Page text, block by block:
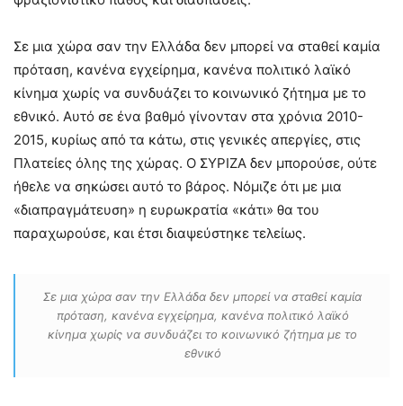
Σε μια χώρα σαν την Ελλάδα δεν μπορεί να σταθεί καμία
πρόταση, κανένα εγχείρημα, κανένα πολιτικό λαϊκό
κίνημα χωρίς να συνδυάζει το κοινωνικό ζήτημα με το
εθνικό. Αυτό σε ένα βαθμό γίνονταν στα χρόνια 2010-
2015, κυρίως από τα κάτω, στις γενικές απεργίες, στις
Πλατείες όλης της χώρας. Ο ΣΥΡΙΖΑ δεν μπορούσε, ούτε
ήθελε να σηκώσει αυτό το βάρος. Νόμιζε ότι με μια
«διαπραγμάτευση» η ευρωκρατία «κάτι» θα του
παραχωρούσε, και έτσι διαψεύστηκε τελείως.
Σε μια χώρα σαν την Ελλάδα δεν μπορεί να σταθεί καμία
πρόταση, κανένα εγχείρημα, κανένα πολιτικό λαϊκό
κίνημα χωρίς να συνδυάζει το κοινωνικό ζήτημα με το
εθνικό